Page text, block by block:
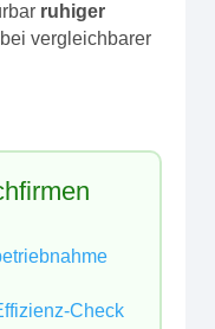
ruhiger
bei vergleichbarer